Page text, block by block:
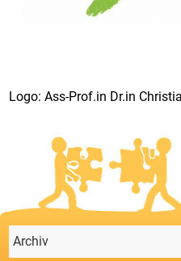
Logo: Ass-Prof.in Dr.in
Archiv